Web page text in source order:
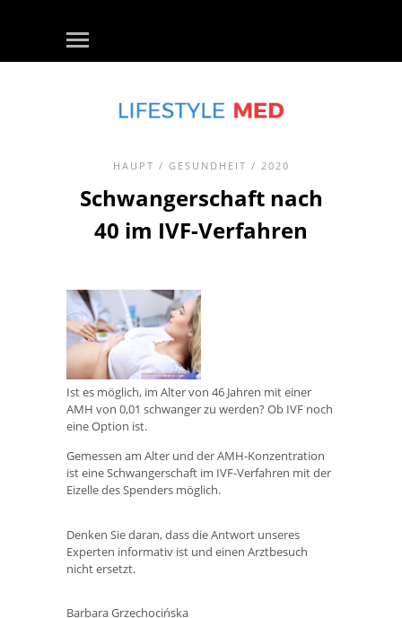
HAUPT / GESUNDHEIT / 2020
Schwangerschaft nach
40 im IVF-Verfahren
Ist es möglich, im Alter von 46 Jahren mit einer
AMH von 0,01 schwanger zu werden? Ob IVF noch
eine Option ist.
Gemessen am Alter und der AMH-Konzentration
ist eine Schwangerschaft im IVF-Verfahren mit der
Eizelle des Spenders möglich.
Denken Sie daran, dass die Antwort unseres
Experten informativ ist und einen Arztbesuch
nicht ersetzt.
Barbara Grzechocińska